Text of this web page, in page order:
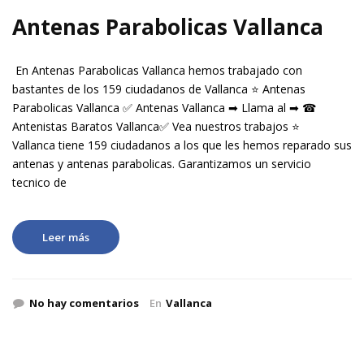
Antenas Parabolicas Vallanca
En Antenas Parabolicas Vallanca hemos trabajado con
bastantes de los 159 ciudadanos de Vallanca ⭐ Antenas
Parabolicas Vallanca ✅ Antenas Vallanca ➡ Llama al ➡ ☎
Antenistas Baratos Vallanca✅ Vea nuestros trabajos ⭐
Vallanca tiene 159 ciudadanos a los que les hemos reparado sus
antenas y antenas parabolicas. Garantizamos un servicio
tecnico de
Leer más
No hay comentarios En Vallanca